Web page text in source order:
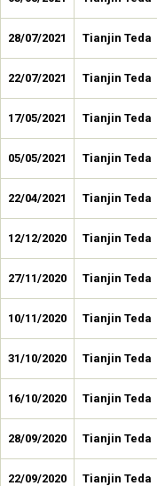
28/07/2021 Tianjin Teda
22/07/2021 Tianjin Teda
17/05/2021 Tianjin Teda
05/05/2021 Tianjin Teda
22/04/2021 Tianjin Teda
12/12/2020 Tianjin Teda
27/11/2020 Tianjin Teda
10/11/2020 Tianjin Teda
31/10/2020 Tianjin Teda
16/10/2020 Tianjin Teda
28/09/2020 Tianjin Teda
22/09/2020 Tianjin Teda